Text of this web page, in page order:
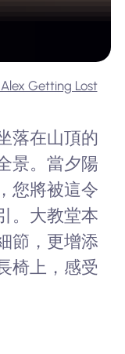
Getting Lost
落在山頂的
景。當夕陽
您將被這令
。大教堂本
節，更增添
椅上，感受